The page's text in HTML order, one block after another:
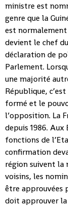
ministre est
genre que la
est
devient le chef
déclaration de
Parlement.
une majorité
République,
formé et le
l’opposition. La
depuis 1986.
fonctions de
confirmation
région suivent la
voisins, les
être approuvées
doit approuver